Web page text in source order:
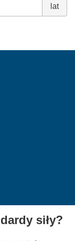
lat
siły?